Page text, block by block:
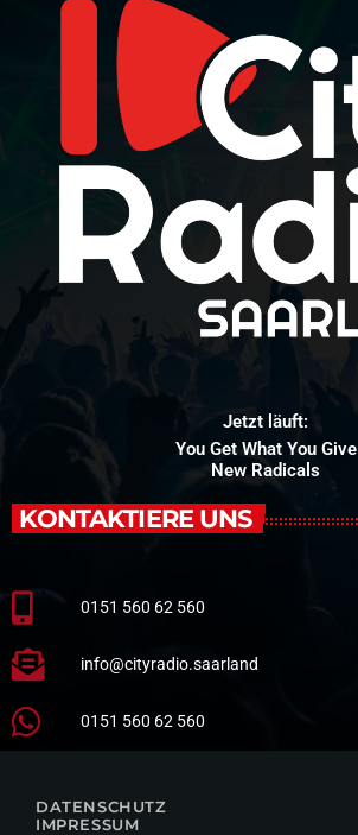
Jetzt läuft:
You Get What You Give
New Radicals
KONTAKTIERE UNS
0151 560 62 560
info@cityradio.saarland
0151 560 62 560
DATENSCHUTZ
IMPRESSUM